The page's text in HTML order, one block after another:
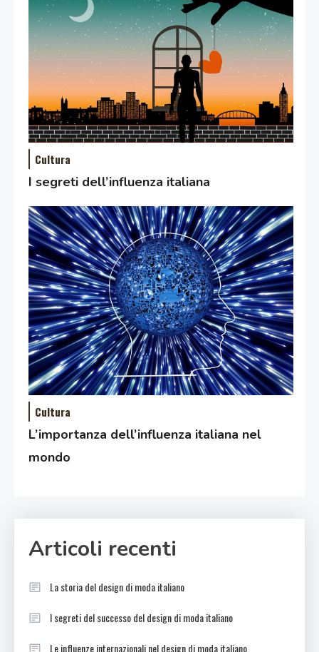
Cultura
I segreti dell’influenza italiana
Cultura
L’importanza dell’influenza italiana nel
mondo
Articoli recenti
La storia del design di moda italiano
I segreti del successo del design di moda italiano
Le influenze internazionali nel design di moda italiano